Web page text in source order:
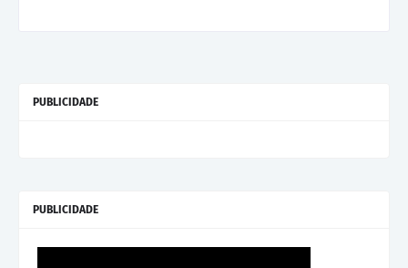
PUBLICIDADE
PUBLICIDADE